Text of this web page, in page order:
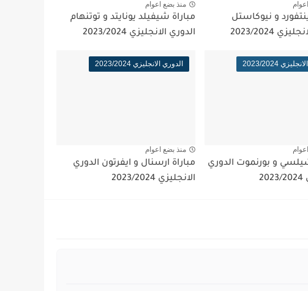
و نيوكاستل
2023/2024
منذ بضع اعوام
مباراة شيفيلد يونايتد و توتنهام
الدوري الانجليزي 2023/2024
2023/2024
و بورنموت الدوري
الدوري الانجليزي 2023/2024
منذ بضع اعوام
مباراة ارسنال و ايفرتون الدوري
الانجليزي 2023/2024